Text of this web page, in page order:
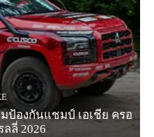
องกันแชมป์ เอเชีย ครอ
ลี่ 2026